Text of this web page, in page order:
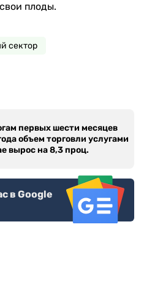
плоды.
сектор
первых шести месяцев
объем торговли услугами
вырос на 8,3 проц.
в Google